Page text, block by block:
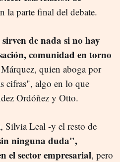
la parte final del debate.
de nada si no hay
comunidad en torno
quien aboga por
cifras", algo en lo que
Ordóñez y Otto.
Silvia Leal -y el resto de
ninguna duda",
el sector empresarial, pero